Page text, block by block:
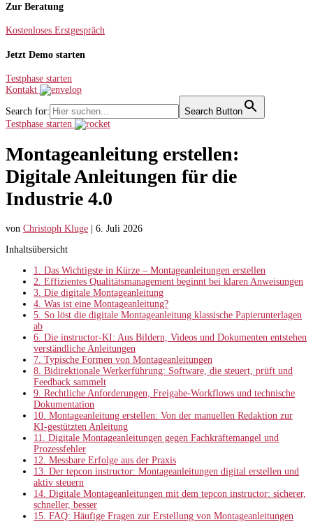
Zur Beratung
Kostenloses Erstgespräch
Jetzt Demo starten
Testphase starten
Kontakt
Search for:
Search Button
Testphase starten
Montageanleitung erstellen:
Digitale Anleitungen für die
Industrie 4.0
von Christoph Kluge
6. Juli 2026
Inhaltsübersicht
1.
Das Wichtigste in Kürze – Montageanleitungen erstellen
2. Effizientes Qualitätsmanagement beginnt bei klaren Anweisungen
3. Die digitale Montageanleitung
4. Was ist eine Montageanleitung?
5. So löst die digitale Montageanleitung klassische Papierunterlagen
ab
6. Die instructor-KI: Aus Bildern, Videos und Dokumenten entstehen
verständliche Anleitungen
7. Typische Formen von Montageanleitungen
8. Bidirektionale Werkerführung: Software, die steuert, prüft und
Feedback sammelt
9. Rechtliche Anforderungen, Freigabe-Workflows und technische
Dokumentation
10. Montageanleitung erstellen: Von der manuellen Redaktion zur
KI-gestützten Anleitung
11.
Digitale Montageanleitungen gegen Fachkräftemangel und
Prozessfehler
12. Messbare Erfolge aus der Praxis
13. Der tepcon instructor: Montageanleitungen digital erstellen und
aktiv steuern
14. Digitale Montageanleitungen mit dem tepcon instructor: sicherer,
schneller, besser
15. FAQ: Häufige Fragen zur Erstellung von Montageanleitungen